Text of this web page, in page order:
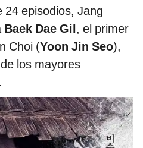
24 episodios, Jang
Baek Dae Gil, el primer
Choi (Yoon Jin Seo),
los mayores